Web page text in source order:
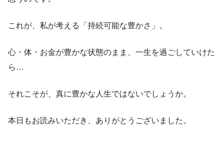
これが、私が考える「持続可能な豊かさ」。
心・体・お金が豊かな状態のまま、一生を過ごしていけた
ら…
それこそが、真に豊かな人生ではないでしょうか。
本日もお読みいただき、ありがとうございました。